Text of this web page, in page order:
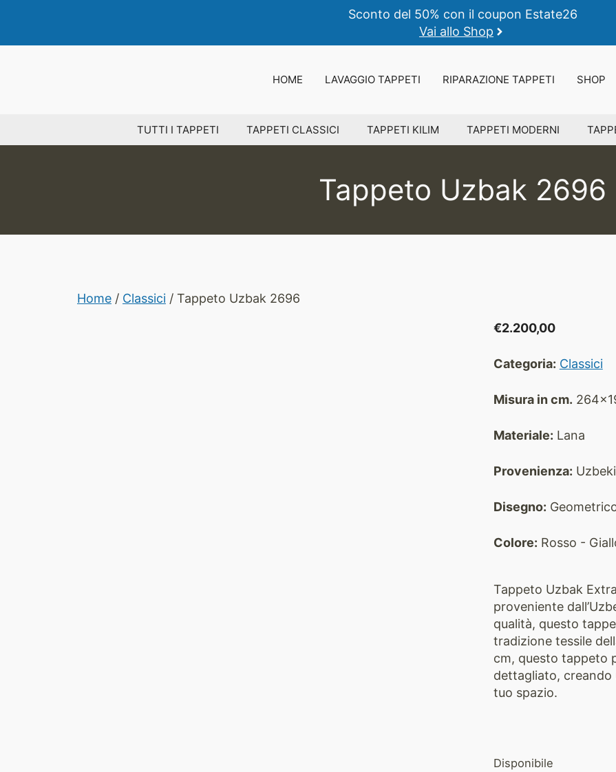
contenuto
Sconto del 50% con il coupon Estate26
Vai allo Shop
HOME LAVAGGIO TAPPETI RIPARAZIONE TAPPETI SHOP
TUTTI I TAPPETI TAPPETI CLASSICI TAPPETI KILIM TAPPETI MODERNI
Tappeto Uzbak 2696
Home / Classici / Tappeto Uzbak 2696
€2.200,00
Categoria: Classici
Misura in cm.
Materiale: Lana
Provenienza:
Disegno:
Colore: Rosso -
Tappeto Uzbak
proveniente
qualità, questo
tradizione tessile
cm, questo tappeto
dettagliato, creando
tuo spazio.
Disponibile